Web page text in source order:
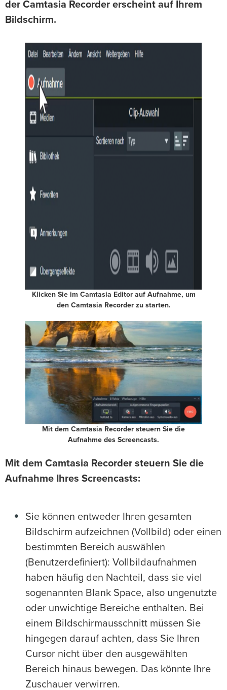
der Camtasia Recorder erscheint auf Ihrem
Bildschirm.
Klicken Sie im Camtasia Editor auf Aufnahme, um
den Camtasia Recorder zu starten.
Mit dem Camtasia Recorder steuern Sie die
Aufnahme des Screencasts.
Mit dem Camtasia Recorder steuern Sie die
Aufnahme Ihres Screencasts:
Sie können entweder Ihren gesamten
Bildschirm aufzeichnen (Vollbild) oder einen
bestimmten Bereich auswählen
(Benutzerdefiniert): Vollbildaufnahmen
haben häufig den Nachteil, dass sie viel
sogenannten Blank Space, also ungenutzte
oder unwichtige Bereiche enthalten. Bei
einem Bildschirmausschnitt müssen Sie
hingegen darauf achten, dass Sie Ihren
Cursor nicht über den ausgewählten
Bereich hinaus bewegen. Das könnte Ihre
Zuschauer verwirren.